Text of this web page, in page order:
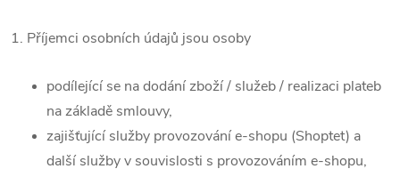
1. Příjemci osobních údajů jsou osoby
podílející se na dodání zboží / služeb / realizaci plateb
na základě smlouvy,
zajišťující služby provozování e-shopu (Shoptet) a
další služby v souvislosti s provozováním e-shopu,